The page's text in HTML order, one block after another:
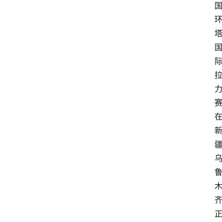
国
环
塔
国
际
拉
力
赛
在
新
疆
乌
鲁
木
齐
正